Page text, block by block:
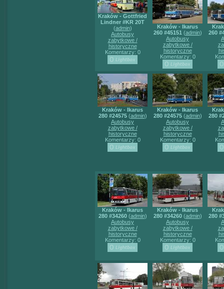
Kraków - Gottfried
Lindner #KR 20T
(admin)
Autobusy
zabytkowe /
historyczne
Komentarzy: 0
Kraków - Ikarus
260 #45151 (admin)
Autobusy
zabytkowe /
historyczne
Komentarzy: 0
260
Kraków - Ikarus
280 #24575(admin)
Autobusy
zabytkowe /
historyczne
Komentarzy: 0
Kraków - Ikarus
280 #24575(admin)
Autobusy
zabytkowe /
historyczne
Komentarzy: 0
280
Kraków - Ikarus
280 #34260(admin)
Autobusy
zabytkowe /
historyczne
Komentarzy: 0
Kraków - Ikarus
280 #34260(admin)
Autobusy
zabytkowe /
historyczne
Komentarzy: 0
280